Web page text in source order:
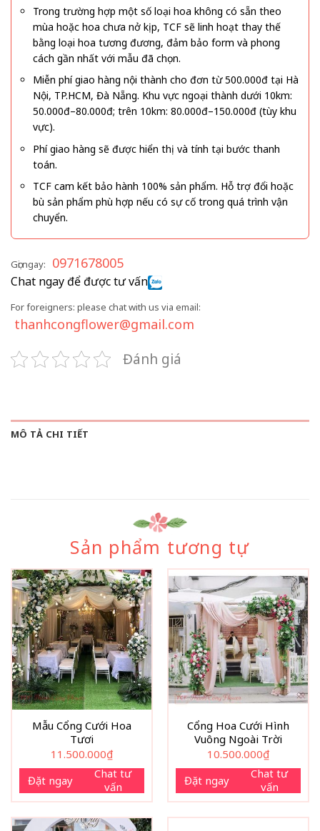
Trong trường hợp một số loại hoa không có sẵn theo
mùa hoặc hoa chưa nở kịp, TCF sẽ linh hoạt thay thế
bằng loại hoa tương đương, đảm bảo form và phong
cách gần nhất với mẫu đã chọn.
Miễn phí giao hàng nội thành cho đơn từ 500.000đ tại Hà
Nội, TP.HCM, Đà Nẵng. Khu vực ngoại thành dưới 10km:
50.000đ–80.000đ; trên 10km: 80.000đ–150.000đ (tùy khu
vực).
Phí giao hàng sẽ được hiển thị và tính tại bước thanh
toán.
TCF cam kết bảo hành 100% sản phẩm. Hỗ trợ đổi hoặc
bù sản phẩm phù hợp nếu có sự cố trong quá trình vận
chuyển.
Gọi ngay: 0971678005
Chat ngay để được tư vấn
For foreigners: please chat with us via email:
thanhcongflower@gmail.com
Đánh giá
MÔ TẢ CHI TIẾT
Sản phẩm tương tự
Mẫu Cổng Cưới Hoa
Tươi
11.500.000₫
Đặt ngay
Chat tư
vấn
Cổng Hoa Cưới Hình
Vuông Ngoài Trời
10.500.000₫
Đặt ngay
Chat tư
vấn